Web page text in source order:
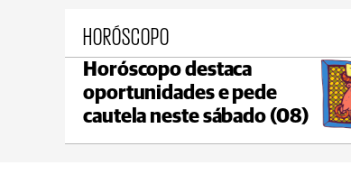
HORÓSCOPO
Horóscopo destaca
oportunidades e pede
cautela neste sábado (08)
Castro
max 18°C min